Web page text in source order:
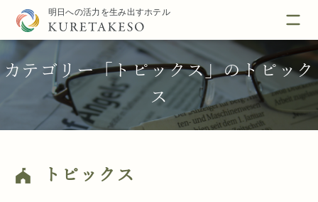
カテゴリー「トピックス」のトピック
ス
festival トピックス